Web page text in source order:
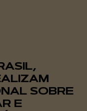
SOBRE
E